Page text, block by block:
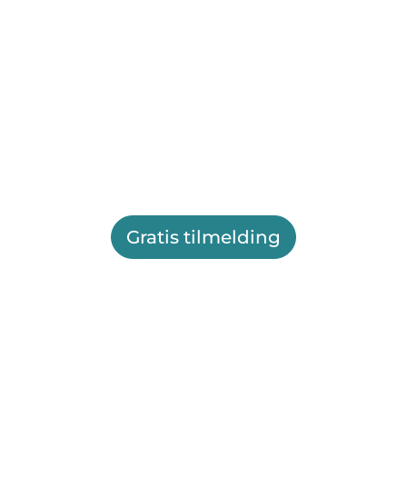
Gratis tilmelding